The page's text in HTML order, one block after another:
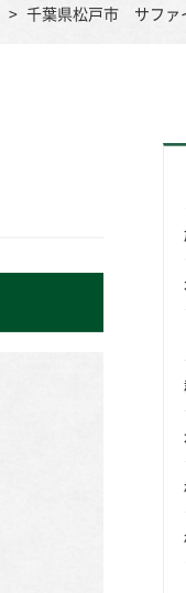
千葉県松戸市 サファ